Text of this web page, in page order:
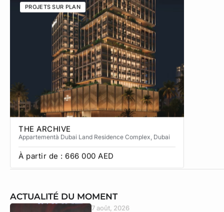
PROJETS SUR PLAN
THE ARCHIVE
Appartementà Dubai Land Residence Complex , Dubai
À partir de : 666 000 AED
ACTUALITÉ DU MOMENT
7 août, 2026